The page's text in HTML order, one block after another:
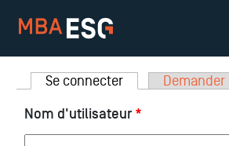
Onglets principaux
Se connecter (onglet actif)
Nom d'utilisateur *